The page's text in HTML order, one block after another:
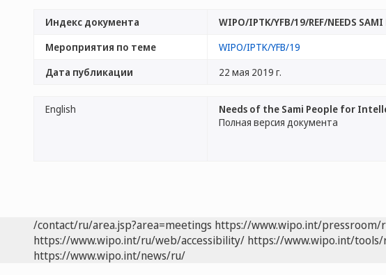
Индекс документа
WIPO/IPTK/YFB/19/REF/NEEDS SAMI
Мероприятия по теме
WIPO/IPTK/YFB/19
Дата публикации
22 мая 2019 г.
English
Needs of the Sami People for
Полная версия документа
/contact/ru/area.jsp?area=meetings https://www.wipo.int/pressroom/
https://www.wipo.int/ru/web/accessibility/ https://www.wipo.int/
https://www.wipo.int/news/ru/